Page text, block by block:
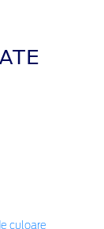
culoare